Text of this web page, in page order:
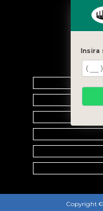
Copyright ©
Insira